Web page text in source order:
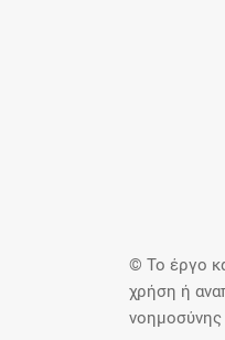
© Το έργο
χρήση ή
νοημοσύνης